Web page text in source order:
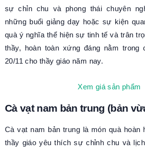
sự chỉn chu và phong thái chuyên
những buổi giảng dạy hoặc sự kiện
quà ý nghĩa thể hiện sự tinh tế và trân
thầy, hoàn toàn xứng đáng nằm trong
20/11 cho thầy giáo năm nay.
Xem giá sản phẩm
Cà vạt nam bản trung (bản
Cà vạt nam bản trung là món quà hoàn
thầy giáo yêu thích sự chỉnh chu và